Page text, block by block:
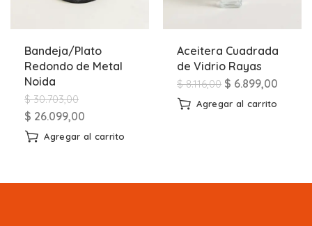
Bandeja/Plato
Redondo de Metal
Noida
$30.703,00
$ 26.099,00
Agregar al carrito
Aceitera Cuadrada
de Vidrio Rayas
$8.116,00 $ 6.899,00
Agregar al carrito